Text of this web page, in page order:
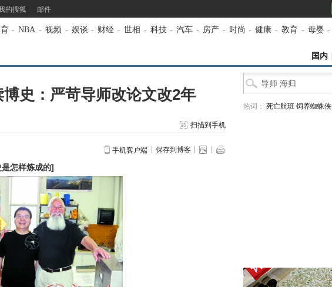
的搜狐 邮件
- NBA - 视频 - 娱谈 - 财经 - 世相 - 科技 - 汽车 - 房产 - 时尚 - 健康 - 教育 - 母婴 -
国内
史：严苛导师改论文改2年
扫描到手机
手机客户端 保存到博客
怎样炼成的]
热词： 死亡航班 饲养蜘蛛侠